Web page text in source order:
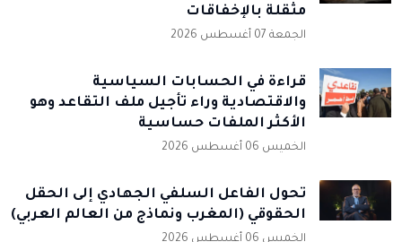
مثقلة بالإخفاقات
الجمعة 07 أغسطس 2026
قراءة في الحسابات السياسية
والاقتصادية وراء تأجيل ملف التقاعد وهو
الأكثر الملفات حساسية
الخميس 06 أغسطس 2026
تحول الفاعل السلفي الجهادي إلى الحقل
الحقوقي (المغرب ونماذج من العالم العربي)
الخميس 06 أغسطس 2026